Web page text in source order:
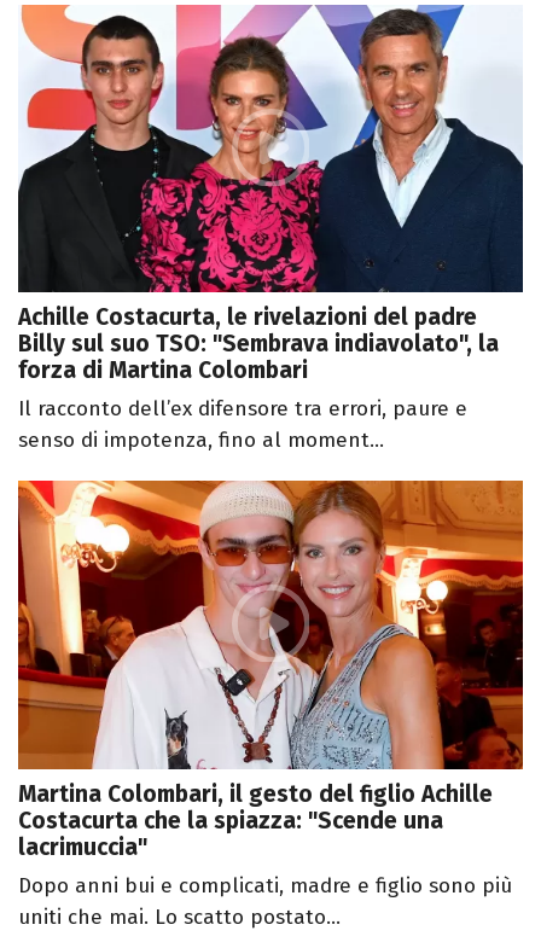
Achille Costacurta, le rivelazioni del padre
Billy sul suo TSO: "Sembrava indiavolato", la
forza di Martina Colombari
Il racconto dell’ex difensore tra errori, paure e
senso di impotenza, fino al moment...
Martina Colombari, il gesto del figlio Achille
Costacurta che la spiazza: "Scende una
lacrimuccia"
Dopo anni bui e complicati, madre e figlio sono più
uniti che mai. Lo scatto postato...